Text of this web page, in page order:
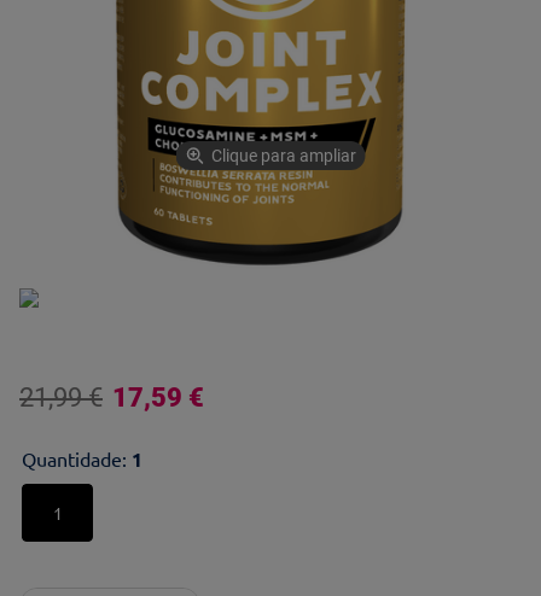
Clique para ampliar
21,99 € 17,59 €
Quantidade: 1
1